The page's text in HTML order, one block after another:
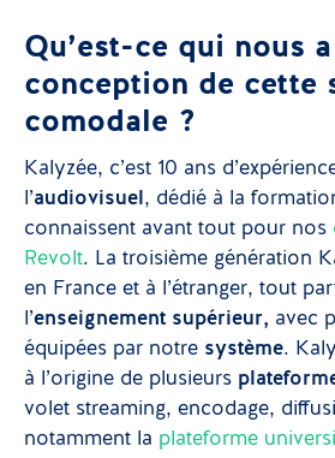
Qu’est-ce qui nous
conception de cette
comodale ?
Kalyzée, c’est 10 ans
l’audiovisuel , dédié à la
connaissent avant tout pour nos
Revolt. La troisième génération
en France et à l’étranger, tout
l’enseignement supérieur, avec
équipées par notre système.
à l’origine de plusieurs
volet streaming, encodage,
notamment la plateforme